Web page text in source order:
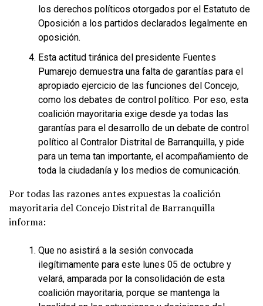
los derechos políticos otorgados por el Estatuto de
Oposición a los partidos declarados legalmente en
oposición.
Esta actitud tiránica del presidente Fuentes
Pumarejo demuestra una falta de garantías para el
apropiado ejercicio de las funciones del Concejo,
como los debates de control político. Por eso, esta
coalición mayoritaria exige desde ya todas las
garantías para el desarrollo de un debate de control
político al Contralor Distrital de Barranquilla, y pide
para un tema tan importante, el acompañamiento de
toda la ciudadanía y los medios de comunicación.
Por todas las razones antes expuestas la coalición
mayoritaria del Concejo Distrital de Barranquilla
informa:
Que no asistirá a la sesión convocada
ilegítimamente para este lunes 05 de octubre y
velará, amparada por la consolidación de esta
coalición mayoritaria, porque se mantenga la